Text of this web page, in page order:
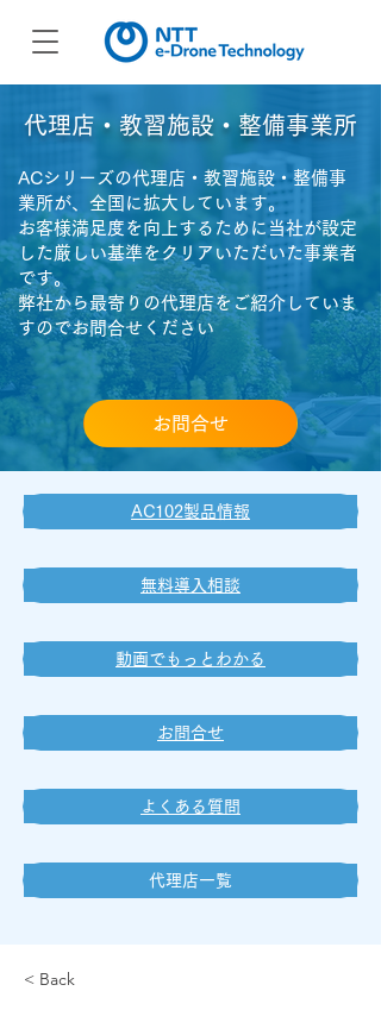
​代理店・教習施設・整備事業所
ACシリーズの代理店・教習施設・整備事
業所が、全国に拡大しています。
お客様満足度を向上するために当社が設定
した厳しい基準をクリアいただいた事業者
です。
​弊社から最寄りの代理店をご紹介していま
すのでお問合せください
お問合せ
AC102製品情報
無料導入相談
動画でもっとわかる
お問合せ
よくある質問
代理店一覧
< Back